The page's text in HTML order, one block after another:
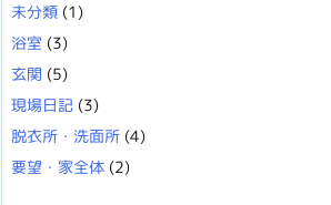
未分類 (1)
浴室 (3)
玄関 (5)
現場日記 (3)
脱衣所・洗面所 (4)
要望・家全体 (2)